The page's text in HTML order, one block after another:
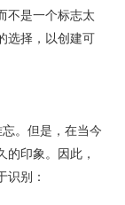
不是一个标志太
选择，以创建可
。但是，在当今
的印象。因此，
识别：